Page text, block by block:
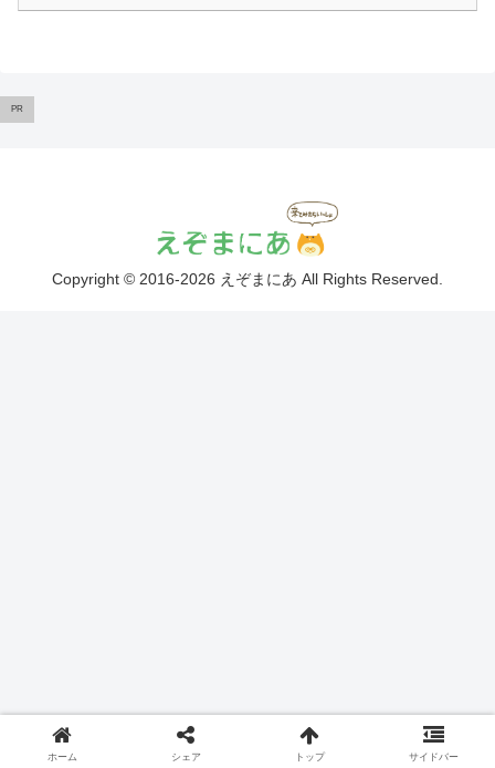
PR
Copyright © 2016-2026 えぞまにあ All Rights Reserved.
ホーム シェア トップ サイドバー